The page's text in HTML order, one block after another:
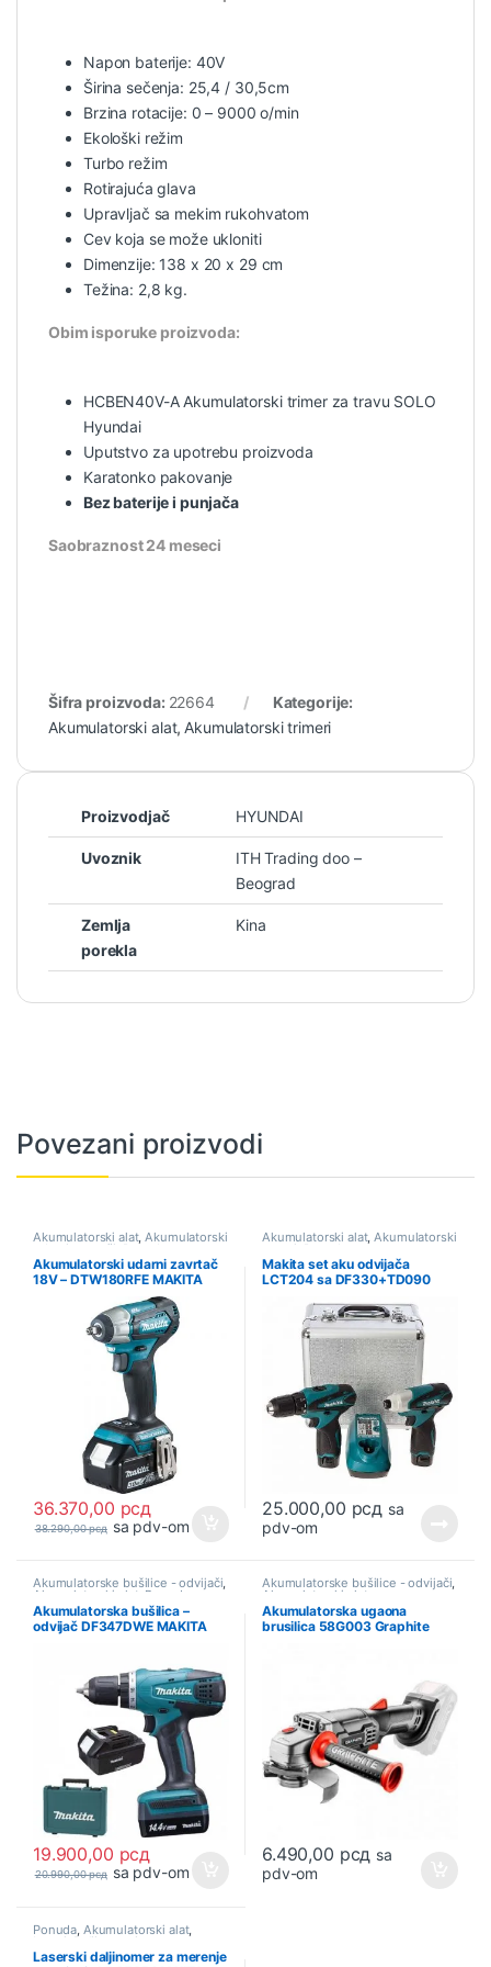
Napon baterije: 40V
Širina sečenja: 25,4 / 30,5cm
Brzina rotacije: 0 – 9000 o/min
Ekološki režim
Turbo režim
Rotirajuća glava
Upravljač sa mekim rukohvatom
Cev koja se može ukloniti
Dimenzije: 138 x 20 x 29 cm
Težina: 2,8 kg.
Obim isporuke proizvoda:
HCBEN40V-A Akumulatorski trimerza travu SOLO
Hyundai
Uputstvo za upotrebu proizvoda
Karatonko pakovanje
Bez baterije i punjača
Saobraznost 24 meseci
Šifra proizvoda: 22664
Kategorije:
Akumulatorski alat, Akumulatorski trimeri
Proizvodjač HYUNDAI
Uvoznik
ITH Trading doo –
Beograd
Zemlja
porekla
Kina
Povezani proizvodi
Akumulatorski alat,Akumulatorski
udarni zavrtači
Akumulatorski udarni zavrtač
18V – DTW180RFE MAKITA
36.370,00 рсд
38.290,00рсд sa pdv-om
Akumulatorski alat,Akumulatorski
setovi
Makita set aku odvijača
LCT204 sa DF330+TD090
25.000,00 рсд sa
pdv-om
Akumulatorske bušilice - odvijači,
Akumulatorski alat Ponuda
Akumulatorska bušilica –
odvijač DF347DWE MAKITA
19.900,00 рсд
20.990,00рсд sa pdv-om
Akumulatorske bušilice - odvijači,
Akumulatorski alat
Akumulatorska ugaona
brusilica 58G003 Graphite
6.490,00 рсд sa
pdv-om
Ponuda, Akumulatorski alat,
Laseri Daljinomeri
Laserski daljinomer za merenje